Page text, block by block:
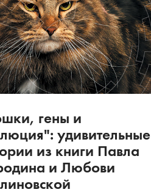
гены и
удивительные
из книги Павла
и Любови